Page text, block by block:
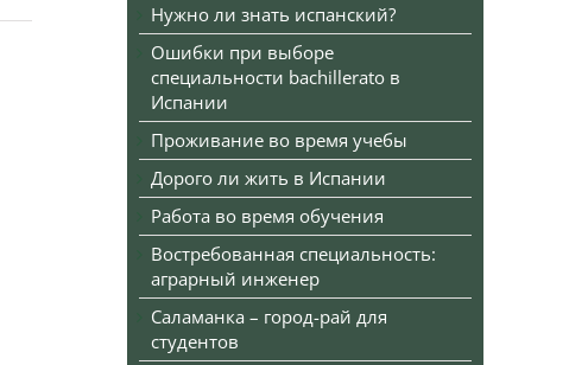
Нужно ли знать испанский?
Ошибки при выборе
специальности bachillerato в
Испании
Проживание во время учебы
Дорого ли жить в Испании
Работа во время обучения
Востребованная специальность:
аграрный инженер
Саламанка – город-рай для
студентов